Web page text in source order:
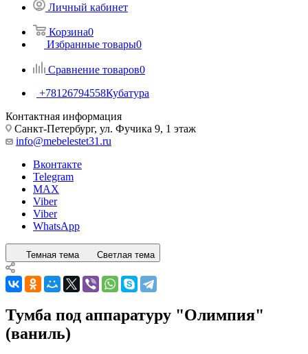
Личный кабинет
Корзина0
Избранные товары0
Сравнение товаров0
+78126794558Кубатура
Контактная информация
Санкт-Петербург, ул. Фучика 9, 1 этаж
info@mebelestet31.ru
Вконтакте
Telegram
MAX
Viber
Viber
WhatsApp
Темная тема Светлая тема
Тумба под аппаратуру "Олимпия"
(ваниль)